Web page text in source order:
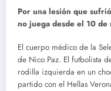
Por una lesión que
no juega desde el 10 de
El cuerpo médico de la
de Nico Paz. El futbolista
rodilla izquierda en un
partido con el Hellas